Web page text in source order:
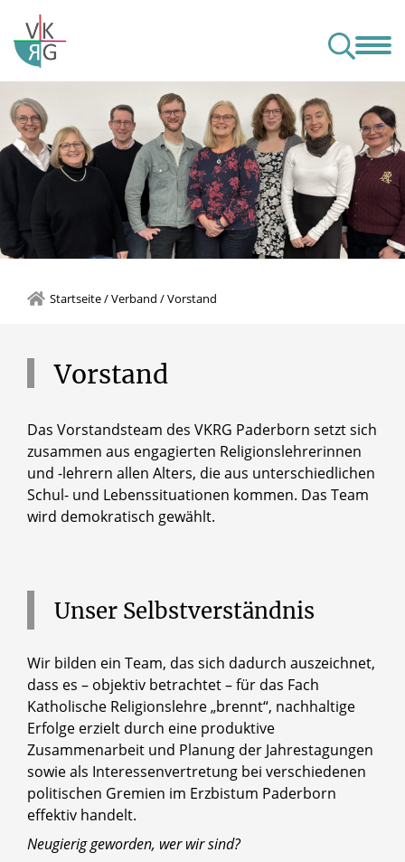
Aktuelles Verband
Startseite/Verband /Vorstand
Vorstand
Das Vorstandsteam des VKRG Paderborn setzt sich
zusammen aus engagierten Religionslehrerinnen
und -lehrern allen Alters, die aus unterschiedlichen
Schul- und Lebenssituationen kommen. Das Team
wird demokratisch gewählt.
Unser Selbstverständnis
Wir bilden ein Team, das sich dadurch auszeichnet,
dass es – objektiv betrachtet – für das Fach
Katholische Religionslehre „brennt“, nachhaltige
Erfolge erzielt durch eine produktive
Zusammenarbeit und Planung der Jahrestagungen
sowie als Interessenvertretung bei verschiedenen
politischen Gremien im Erzbistum Paderborn
effektiv handelt.
Neugierig geworden, wer wir sind?